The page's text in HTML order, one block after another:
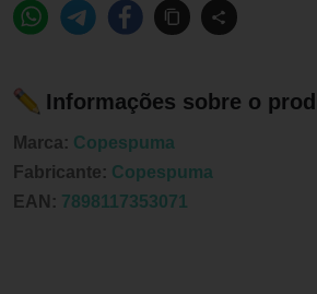
Informações sobre o
Marca: Copespuma
Fabricante: Copespuma
EAN: 7898117353071